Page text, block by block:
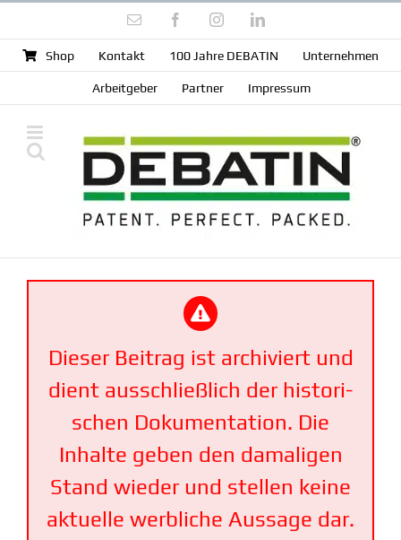
springen
E-
FacebookInstagramLinkedIn
Shop Kontakt 100 Jahre DEBATIN Unter­nehmen
Arbeit­geber Partner Impressum
Dieser Beitrag ist archi­viert und
dient ausschließlich der histo­ri­
schen Dokumen­tation. Die
Inhalte geben den damaligen
Stand wieder und stellen keine
aktuelle werbliche Aussage dar.